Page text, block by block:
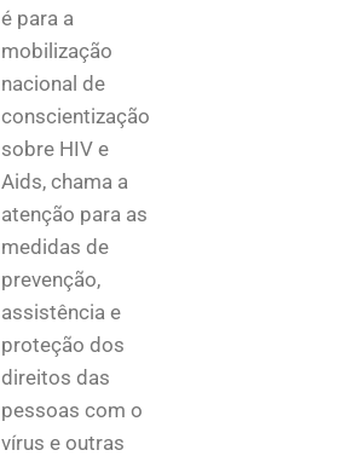
é para a
mobilização
nacional de
conscientização
sobre HIV e
Aids, chama a
atenção para as
medidas de
prevenção,
assistência e
proteção dos
direitos das
pessoas com o
vírus e outras